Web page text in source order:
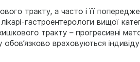
тракту, а часто і її
гастроентерологи вищої
тракту – прогресивні
враховуються